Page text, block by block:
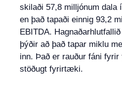
skilaði 57,8 milljónum dala
en það tapaði einnig 93,2
EBITDA.
þýðir að það tapar miklu
inn. Það er rauður fáni
stöðugt fyrirtæki.